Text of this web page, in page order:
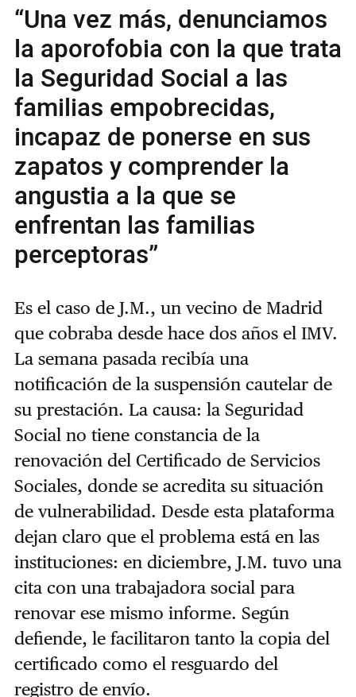
“Una vez más, denunciamos
la aporofobia con la que trata
la Seguridad Social a las
familias empobrecidas,
incapaz de ponerse en sus
zapatos y comprender la
angustia a la que se
enfrentan las familias
perceptoras”
Es el caso de J.M., un vecino de Madrid
que cobraba desde hace dos años el IMV.
La semana pasada recibía una
notificación de la suspensión cautelar de
su prestación. La causa: la Seguridad
Social no tiene constancia de la
renovación del Certificado de Servicios
Sociales, donde se acredita su situación
de vulnerabilidad. Desde esta plataforma
dejan claro que el problema está en las
instituciones: en diciembre, J.M. tuvo una
cita con una trabajadora social para
renovar ese mismo informe. Según
defiende, le facilitaron tanto la copia del
certificado como el resguardo del
registro de envío.